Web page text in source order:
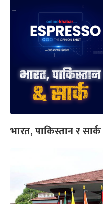
भारत, पाकिस्तान र सार्क